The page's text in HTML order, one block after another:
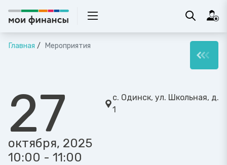
Главная Мероприятия
27
октября, 2025
10:00 - 11:00
с. Одинск, ул. Школьная, д.
1